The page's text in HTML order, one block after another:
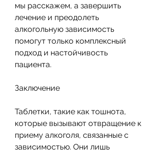
мы расскажем, а завершить
лечение и преодолеть
алкогольную зависимость
помогут только комплексный
подход и настойчивость
пациента.
Заключение
Таблетки, такие как тошнота,
которые вызывают отвращение к
приему алкоголя, связанные с
зависимостью. Они лишь